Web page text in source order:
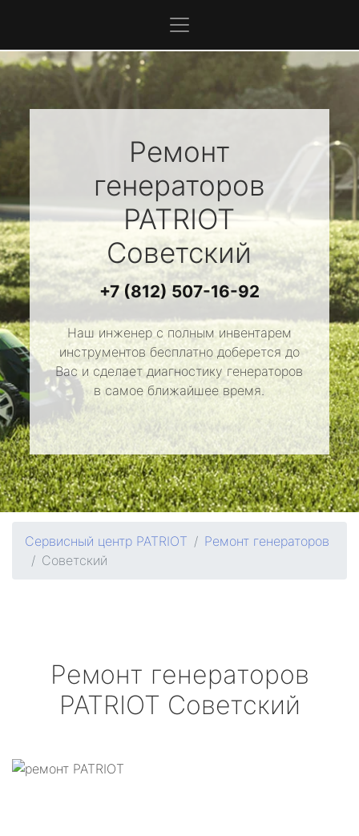
Ремонт
генераторов
PATRIOT
Советский
+7 (812) 507-16-92
Наш инженер с полным инвентарем
инструментов бесплатно доберется до
Вас и сделает диагностику генераторов
в самое ближайшее время.
Сервисный центр PATRIOT
Ремонт генераторов
Советский
Ремонт генераторов
PATRIOT Советский